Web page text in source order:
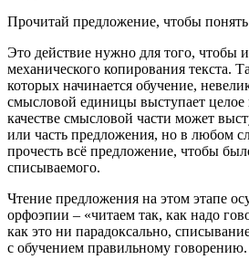
Прочитай предложение, чтобы
Это действие нужно для того, чтобы
механического копирования текста.
которых начинается обучение,
смысловой единицы выступает
качестве смысловой части может
или часть предложения, но в любом
прочесть всё предложение, чтобы
списываемого.
Чтение предложения на этом этапе
орфоэпии – «читаем так, как надо
как это ни парадоксально,
с обучением правильному говорению.